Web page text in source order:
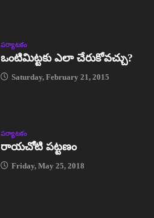
పర్యాటకం
ఒంటిమిట్టకు ఎలా చేరుకోవచ్చు?
Saturday, February 21, 2015
పర్యాటకం
రాయచోటి పట్టణం
Friday, May 25, 2018